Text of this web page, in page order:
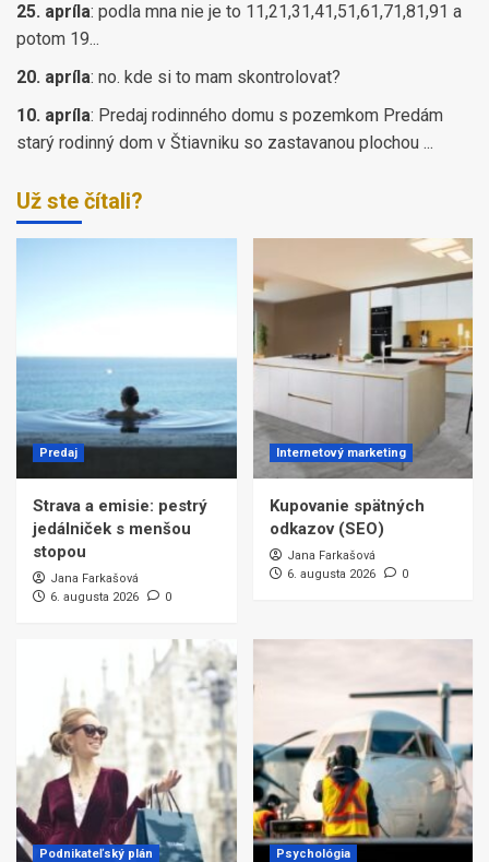
25. apríla: podla mna nie je to 11,21,31,41,51,61,71,81,91 a
potom 19...
20. apríla: no. kde si to mam skontrolovat?
10. apríla: Predaj rodinného domu s pozemkom Predám
starý rodinný dom v Štiavniku so zastavanou plochou ...
Už ste čítali?
Predaj
Strava a emisie: pestrý
jedálniček s menšou
stopou
Jana Farkašová
6. augusta 2026
0
Internetový marketing
Kupovanie spätných
odkazov (SEO)
Jana Farkašová
6. augusta 2026
0
Podnikateľský plán Psychológia